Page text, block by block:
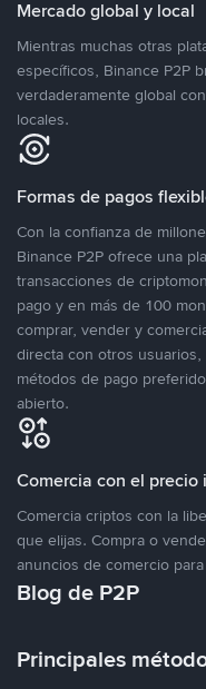
Mercado global y local
Mientras muchas otras
específicos, Binance P2P
verdaderamente global
locales.
Formas de pagos
Con la confianza de
Binance P2P ofrece una
transacciones de
pago y en más de 100
comprar, vender y
directa con otros
métodos de pago
abierto.
Comercia con el precio
Comercia criptos con la
que elijas. Compra o
anuncios de comercio
Blog de P2P
Principales